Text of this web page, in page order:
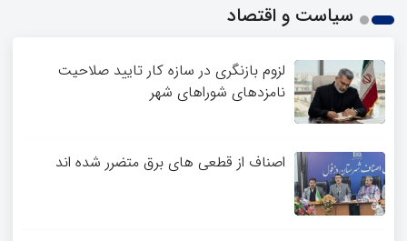
2
سیاست و اقتصاد
لزوم بازنگری در سازه کار تایید صلاحیت
نامزدهای شوراهای شهر
اصناف از قطعی های برق متضرر شده اند